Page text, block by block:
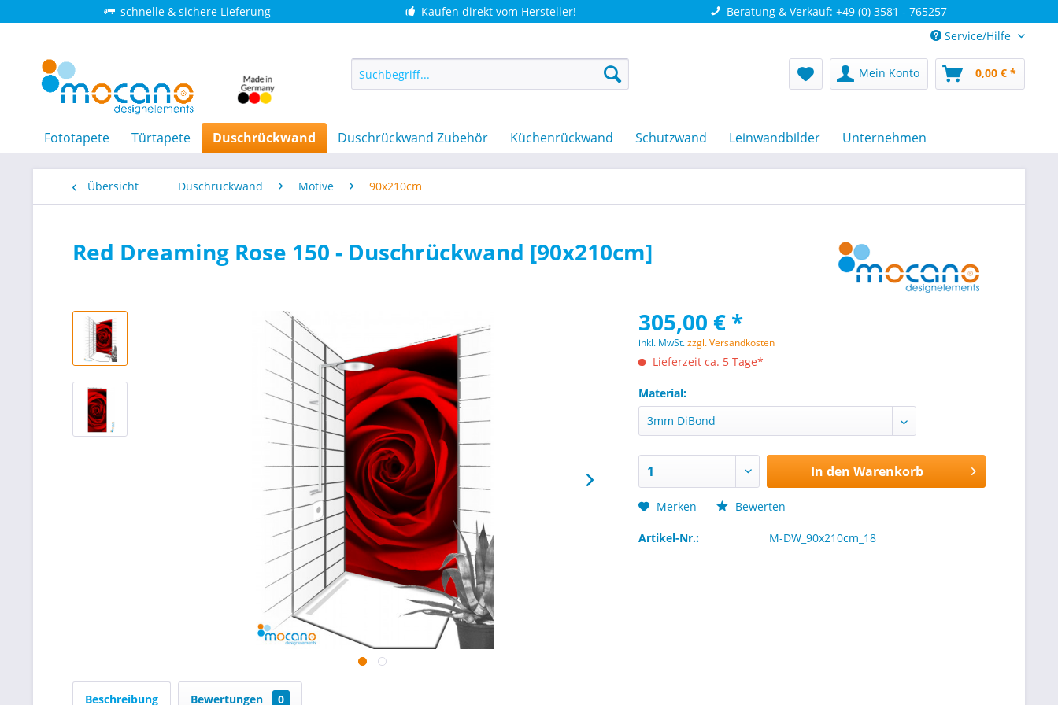
schnelle & sichere Lieferung Kaufen direkt vom Hersteller!
Beratung & Verkauf: +49 (0) 3581 - 765257
Service/Hilfe
Mein Konto 0,00 € *
Fototapete Türtapete Duschrückwand Duschrückwand Zubehör Küchenrückwand Schutzwand Leinwandbilder Unternehmen
Übersicht Duschrückwand Motive 90x210cm
Red Dreaming Rose 150 - Duschrückwand [90x210cm]
305,00 € *
inkl. MwSt.zzgl. Versandkosten
Lieferzeit ca. 5 Tage*
Material:
In den Warenkorb
Merken Bewerten
Artikel-Nr.: M-DW_90x210cm_18
Beschreibung Bewertungen 0